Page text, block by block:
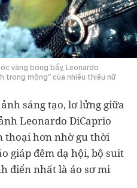
vàng bóng bẩy, Leonardo
trong mộng” của nhiều thiếu nữ
sáng tạo, lơ lửng giữa
Leonardo DiCaprio
thoại hơn nhờ gu thời
giáp đêm dạ hội, bộ suit
điển nhất là áo sơ mi